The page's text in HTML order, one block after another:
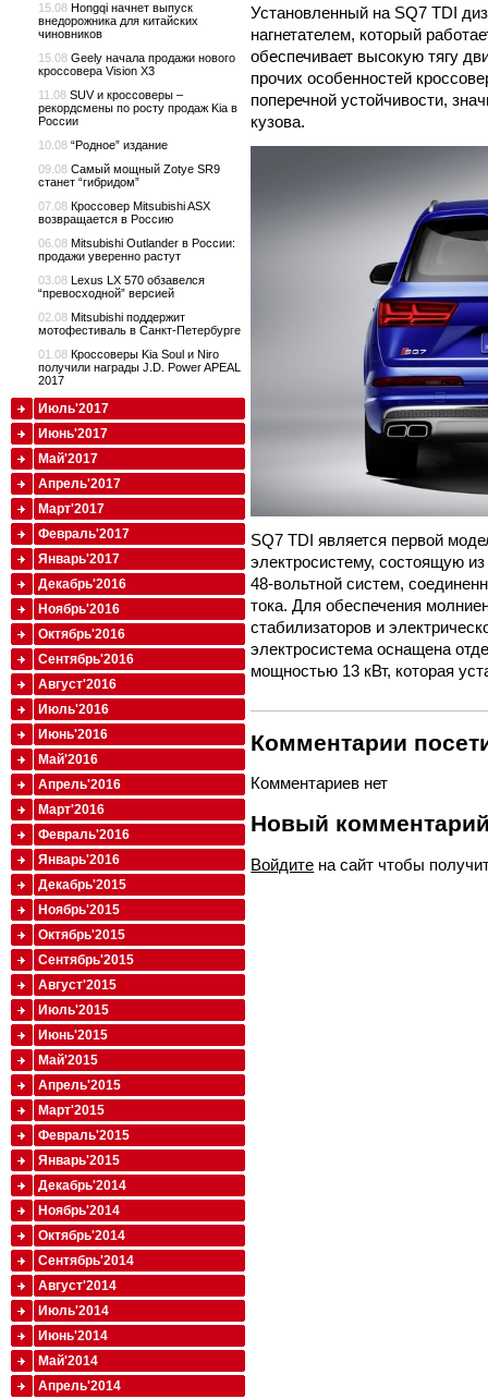
Установленный на SQ7 TDI
нагнетателем, который
обеспечивает высокую тягу
прочих особенностей
поперечной устойчивости,
кузова.
SQ7 TDI является первой
электросистему, состоящую
48-вольтной систем,
тока. Для обеспечения
стабилизаторов и
электросистема оснащена
мощностью 13 кВт, которая
Комментарии
Комментариев нет
Новый
Войдите на сайт чтобы
15.08 Hongqi начнет выпуск
внедорожника для китайских
чиновников
15.08 Geely начала продажи нового
кроссовера Vision X3
11.08 SUV и кроссоверы –
рекордсмены по росту продаж Kia в
России
10.08 “Родное” издание
09.08 Самый мощный Zotye SR9
станет “гибридом”
07.08 Кроссовер Mitsubishi ASX
возвращается в Россию
06.08 Mitsubishi Outlander в России:
продажи уверенно растут
03.08 Lexus LX 570 обзавелся
“превосходной” версией
02.08 Mitsubishi поддержит
мотофестиваль в Санкт-Петербурге
01.08 Кроссоверы Kia Soul и Niro
получили награды J.D. Power APEAL
2017
Июль'2017
Июнь'2017
Май'2017
Апрель'2017
Март'2017
Февраль'2017
Январь'2017
Декабрь'2016
Ноябрь'2016
Октябрь'2016
Сентябрь'2016
Август'2016
Июль'2016
Июнь'2016
Май'2016
Апрель'2016
Март'2016
Февраль'2016
Январь'2016
Декабрь'2015
Ноябрь'2015
Октябрь'2015
Сентябрь'2015
Август'2015
Июль'2015
Июнь'2015
Май'2015
Апрель'2015
Март'2015
Февраль'2015
Январь'2015
Декабрь'2014
Ноябрь'2014
Октябрь'2014
Сентябрь'2014
Август'2014
Июль'2014
Июнь'2014
Май'2014
Апрель'2014